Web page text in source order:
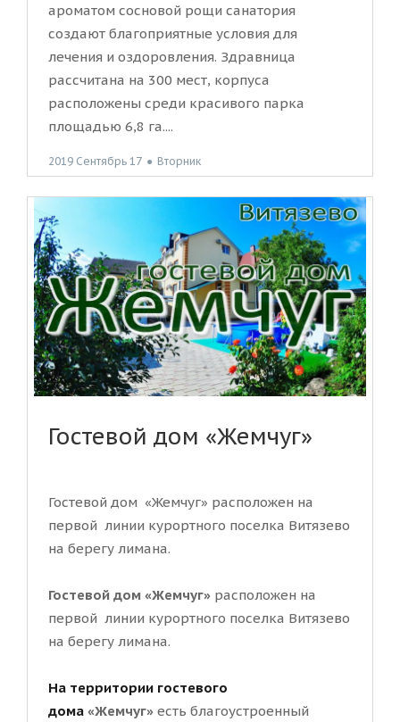
ароматом сосновой рощи санатория
создают благоприятные условия для
лечения и оздоровления. Здравница
рассчитана на 300 мест, корпуса
расположены среди красивого парка
площадью 6,8 га....
2019 Сентябрь 17 ● Вторник
Гостевой дом «Жемчуг»
Гостевой дом «Жемчуг» расположен на
первой линии курортного поселка Витязево
на берегу лимана.
Гостевой дом «Жемчуг» расположен на
первой линии курортного поселка Витязево
на берегу лимана.
На территории гостевого
дома «Жемчуг» есть благоустроенный